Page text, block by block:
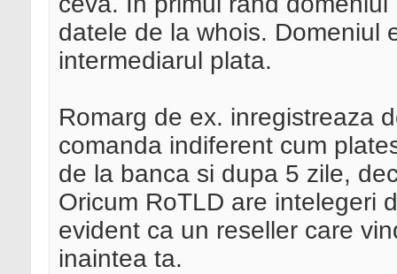
datele de la whois. Domeniul
intermediarul plata.
Romarg de ex. inregistreaza
comanda indiferent cum
de la banca si dupa 5 zile,
Oricum RoTLD are intelegeri
evident ca un reseller care
inaintea ta.